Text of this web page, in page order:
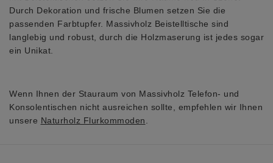
Durch Dekoration und frische Blumen setzen Sie die
passenden Farbtupfer. Massivholz Beistelltische sind
langlebig und robust, durch die Holzmaserung ist jedes sogar
ein Unikat.
Wenn Ihnen der Stauraum von Massivholz Telefon- und
Konsolentischen nicht ausreichen sollte, empfehlen wir Ihnen
unsere Naturholz Flurkommoden